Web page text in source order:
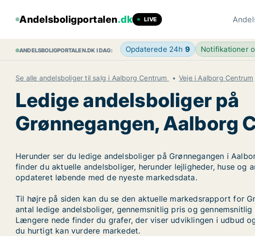
Andelsboligportalen.dk LIVE
ANDELSBOLIGPORTALEN.DK I DAG: Opdaterede 24h 9 Notifikationer
Se alle andelsboliger til salg i Aalborg Centrum Veje i Aalborg Centrum
Ledige andelsboliger på
Grønnegangen, Aalborg
Herunder ser du ledige andelsboliger på Grønnegangen i
finder du aktuelle andelsboliger, herunder lejligheder, huse og
opdateret løbende med de nyeste markedsdata.
Til højre på siden kan du se den aktuelle markedsrapport for
antal ledige andelsboliger, gennemsnitlig pris og gennemsnitlig
Længere nede finder du grafer, der viser udviklingen i udbud
du hurtigt kan vurdere markedet.